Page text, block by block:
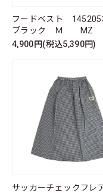
フードベスト
ブラック Ｍ MZ
4,900円(税込5,390円)
サッカーチェックフレ